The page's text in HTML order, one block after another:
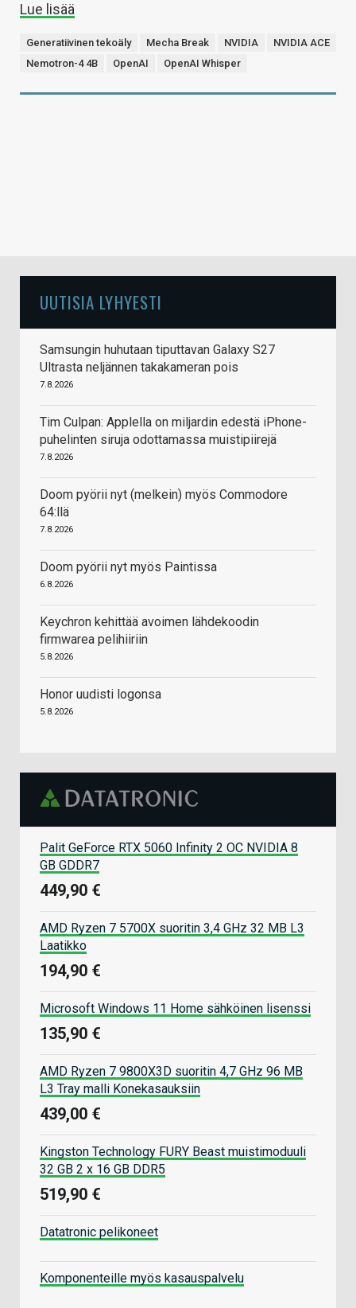
Lue lisää
Generatiivinen tekoäly Mecha Break NVIDIA
NVIDIA ACE
Nemotron-4 4B
OpenAI OpenAI Whisper
UUTISIA LYHYESTI
Samsungin huhutaan tiputtavan Galaxy S27
Ultrasta neljännen takakameran pois
7.8.2026
Tim Culpan: Applella on miljardin edestä iPhone-
puhelinten siruja odottamassa muistipiirejä
7.8.2026
Doom pyörii nyt (melkein) myös Commodore
64:llä
7.8.2026
Doom pyörii nyt myös Paintissa
6.8.2026
Keychron kehittää avoimen lähdekoodin
firmwarea pelihiiriin
5.8.2026
Honor uudisti logonsa
5.8.2026
Palit GeForce RTX 5060 Infinity 2 OC NVIDIA 8
GB GDDR7
449,90 €
AMD Ryzen 7 5700X suoritin 3,4 GHz 32 MB L3
Laatikko
194,90 €
Microsoft Windows 11 Home sähköinen lisenssi
135,90 €
AMD Ryzen 7 9800X3D suoritin 4,7 GHz 96 MB
L3 Tray malli Konekasauksiin
439,00 €
Kingston Technology FURY Beast muistimoduuli
32 GB 2 x 16 GB DDR5
519,90 €
Datatronic pelikoneet
Komponenteille myös kasauspalvelu